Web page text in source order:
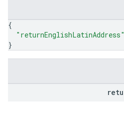
{
"returnEnglishLatinAddress"
}